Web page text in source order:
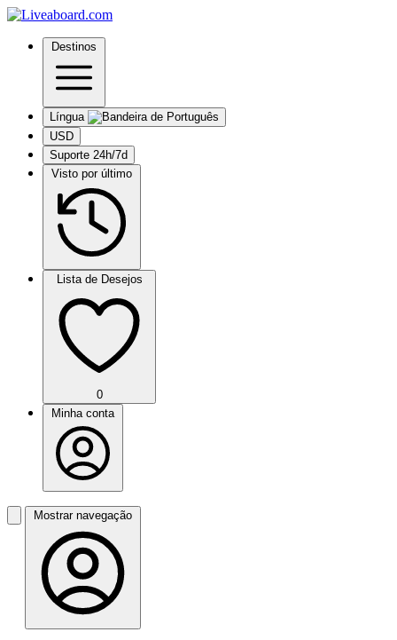
Destinos
Língua
USD
Suporte 24h/7d
Visto por último
Lista de Desejos
0
Minha conta
Mostrar navegação